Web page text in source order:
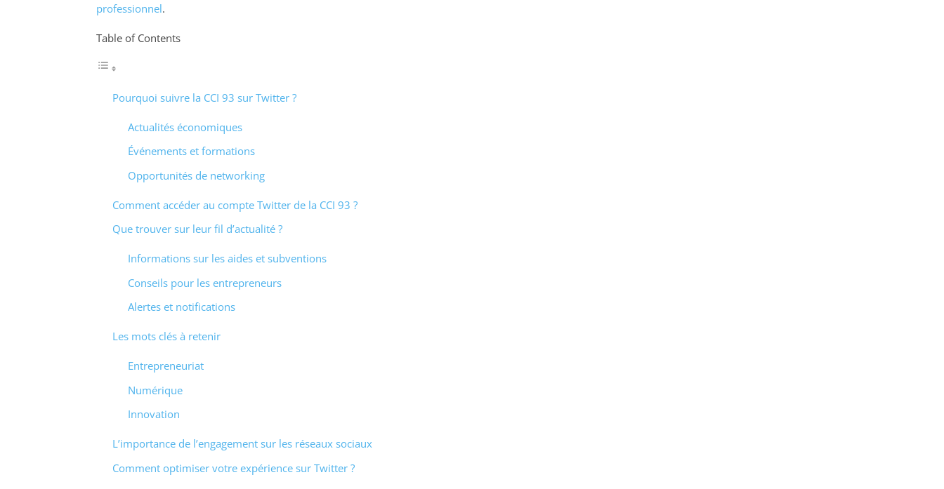
professionnel.
Table of Contents
Pourquoi suivre la CCI 93 sur Twitter ?
Actualités économiques
Événements et formations
Opportunités de networking
Comment accéder au compte Twitter de la CCI 93 ?
Que trouver sur leur fil d’actualité ?
Informations sur les aides et subventions
Conseils pour les entrepreneurs
Alertes et notifications
Les mots clés à retenir
Entrepreneuriat
Numérique
Innovation
L’importance de l’engagement sur les réseaux sociaux
Comment optimiser votre expérience sur Twitter ?